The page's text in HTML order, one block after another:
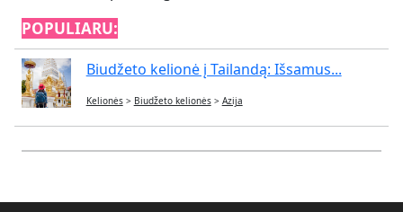
POPULIARU:
Biudžeto kelionė į Tailandą: Išsamus...
Kelionės > Biudžeto kelionės > Azija